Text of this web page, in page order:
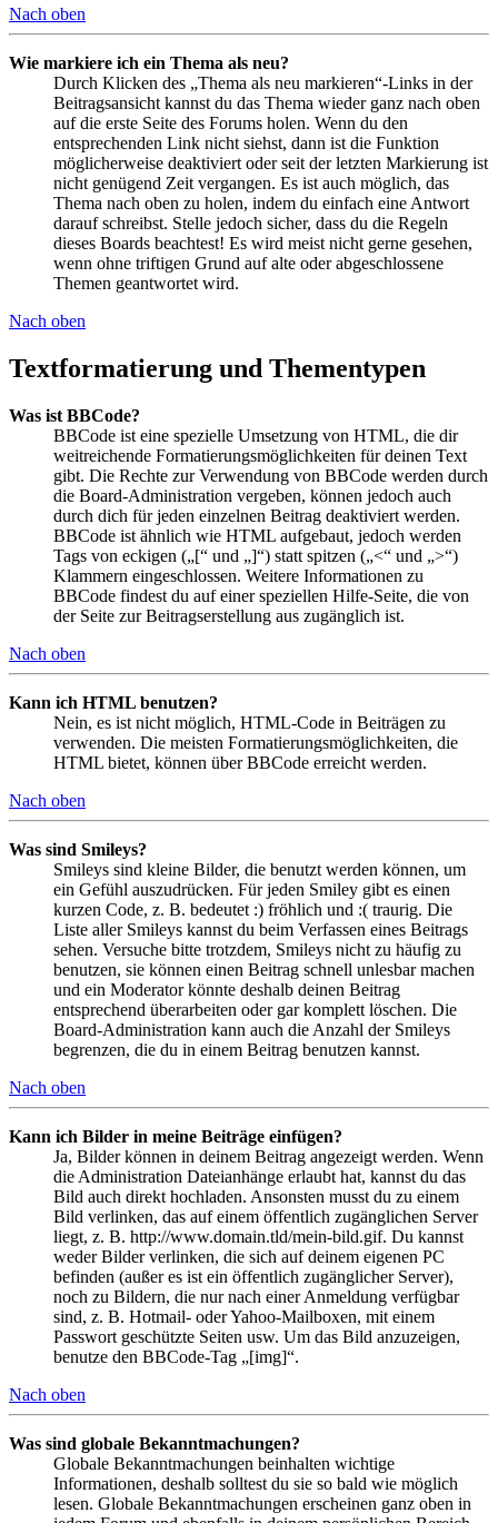
Nach oben
Wie markiere ich ein Thema als neu?
Durch Klicken des „Thema als neu markieren“-Links in der
Beitragsansicht kannst du das Thema wieder ganz nach oben
auf die erste Seite des Forums holen. Wenn du den
entsprechenden Link nicht siehst, dann ist die Funktion
möglicherweise deaktiviert oder seit der letzten Markierung ist
nicht genügend Zeit vergangen. Es ist auch möglich, das
Thema nach oben zu holen, indem du einfach eine Antwort
darauf schreibst. Stelle jedoch sicher, dass du die Regeln
dieses Boards beachtest! Es wird meist nicht gerne gesehen,
wenn ohne triftigen Grund auf alte oder abgeschlossene
Themen geantwortet wird.
Nach oben
Textformatierung und Thementypen
Was ist BBCode?
BBCode ist eine spezielle Umsetzung von HTML, die dir
weitreichende Formatierungsmöglichkeiten für deinen Text
gibt. Die Rechte zur Verwendung von BBCode werden durch
die Board-Administration vergeben, können jedoch auch
durch dich für jeden einzelnen Beitrag deaktiviert werden.
BBCode ist ähnlich wie HTML aufgebaut, jedoch werden
Tags von eckigen („[“ und „]“) statt spitzen („<“ und „>“)
Klammern eingeschlossen. Weitere Informationen zu
BBCode findest du auf einer speziellen Hilfe-Seite, die von
der Seite zur Beitragserstellung aus zugänglich ist.
Nach oben
Kann ich HTML benutzen?
Nein, es ist nicht möglich, HTML-Code in Beiträgen zu
verwenden. Die meisten Formatierungsmöglichkeiten, die
HTML bietet, können über BBCode erreicht werden.
Nach oben
Was sind Smileys?
Smileys sind kleine Bilder, die benutzt werden können, um
ein Gefühl auszudrücken. Für jeden Smiley gibt es einen
kurzen Code, z. B. bedeutet :) fröhlich und :( traurig. Die
Liste aller Smileys kannst du beim Verfassen eines Beitrags
sehen. Versuche bitte trotzdem, Smileys nicht zu häufig zu
benutzen, sie können einen Beitrag schnell unlesbar machen
und ein Moderator könnte deshalb deinen Beitrag
entsprechend überarbeiten oder gar komplett löschen. Die
Board-Administration kann auch die Anzahl der Smileys
begrenzen, die du in einem Beitrag benutzen kannst.
Nach oben
Kann ich Bilder in meine Beiträge einfügen?
Ja, Bilder können in deinem Beitrag angezeigt werden. Wenn
die Administration Dateianhänge erlaubt hat, kannst du das
Bild auch direkt hochladen. Ansonsten musst du zu einem
Bild verlinken, das auf einem öffentlich zugänglichen Server
liegt, z. B. http://www.domain.tld/mein-bild.gif. Du kannst
weder Bilder verlinken, die sich auf deinem eigenen PC
befinden (außer es ist ein öffentlich zugänglicher Server),
noch zu Bildern, die nur nach einer Anmeldung verfügbar
sind, z. B. Hotmail- oder Yahoo-Mailboxen, mit einem
Passwort geschützte Seiten usw. Um das Bild anzuzeigen,
benutze den BBCode-Tag „[img]“.
Nach oben
Was sind globale Bekanntmachungen?
Globale Bekanntmachungen beinhalten wichtige
Informationen, deshalb solltest du sie so bald wie möglich
lesen. Globale Bekanntmachungen erscheinen ganz oben in